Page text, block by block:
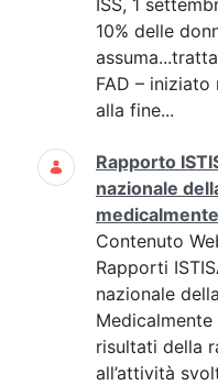
ISS, 1
10% delle
FAD –
alla fine...
Rapporto
nazionale
Contenuto
Rapporti
nazionale
risultati della
all’attività